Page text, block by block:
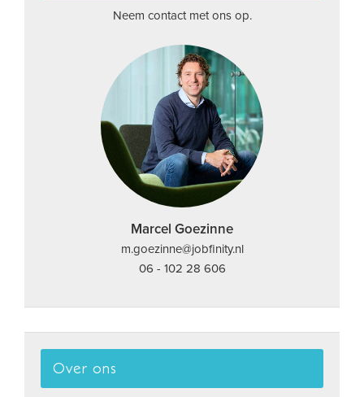
Neem contact met ons op.
Marcel Goezinne
m.goezinne@jobfinity.nl
06 - 102 28 606
Over ons